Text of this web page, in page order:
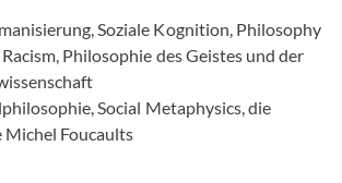
Soziale Kognition, Philosophy
Philosophie des Geistes und der
Social Metaphysics, die
Michel Foucaults